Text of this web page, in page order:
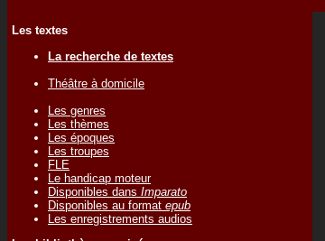
Les textes
La recherche de textes
Théâtre à domicile
Les genres
Les thèmes
Les époques
Les troupes
FLE
Le handicap moteur
Disponibles dans Imparato
Disponibles au format epub
Les enregistrements audios